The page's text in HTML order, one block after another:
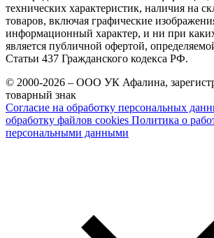
технических характеристик, наличия на
товаров, включая графические
информационный характер, и ни при
является публичной офертой,
Статьи 437 Гражданского кодекса РФ.
© 2000-2026 – ООО УК Афалина,
товарный знак
Согласие на обработку персональных
обработку файлов cookies Политика о
персональными данными